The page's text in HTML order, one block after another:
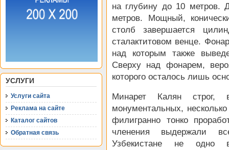
УСЛУГИ
Услуги сайта
Реклама на сайте
Каталог сайтов
Обратная связь
на глубину до 10 метров.
метров. Мощный,
столб завершается
сталактитовом венце.
над которым также
Сверху над фонарем,
которого осталось лишь
Минарет Калян строг,
монументальных,
филигранно тонко
членения выдержали
Узбекистане не одно